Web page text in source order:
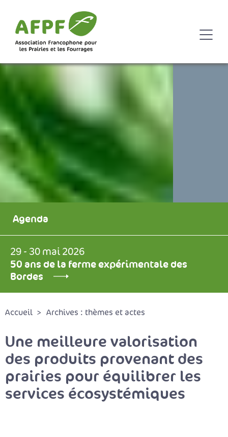
Agenda
29 - 30 mai 2026
50 ans de la ferme expérimentale des
Bordes
Accueil Archives : thèmes et actes
Une meilleure valorisation
des produits provenant des
prairies pour équilibrer les
services écosystémiques